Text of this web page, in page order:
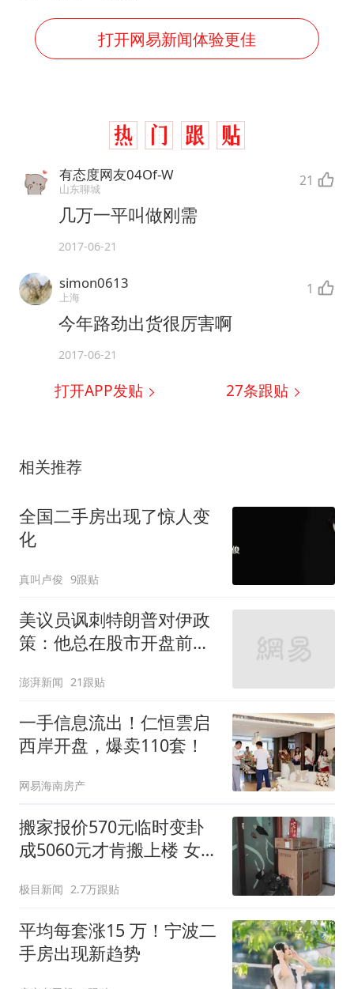
打开网易新闻体验更佳
有态度网友04Of-W
山东聊城 21
几万一平叫做刚需
2017-06-21
simon0613
上海 1
今年路劲出货很厉害啊
2017-06-21
打开APP发贴 27条跟贴
相关推荐
全国二手房出现了惊人变
化
真叫卢俊 9跟贴
美议员讽刺特朗普对伊政
策：他总在股市开盘前说
澎湃新闻 21跟贴
一手信息流出！仁恒雲启
西岸开盘，爆卖110套！
网易海南房产
搬家报价570元临时变卦
成5060元才肯搬上楼 女子
极目新闻 2.7万跟贴
平均每套涨15 万！宁波二
手房出现新趋势